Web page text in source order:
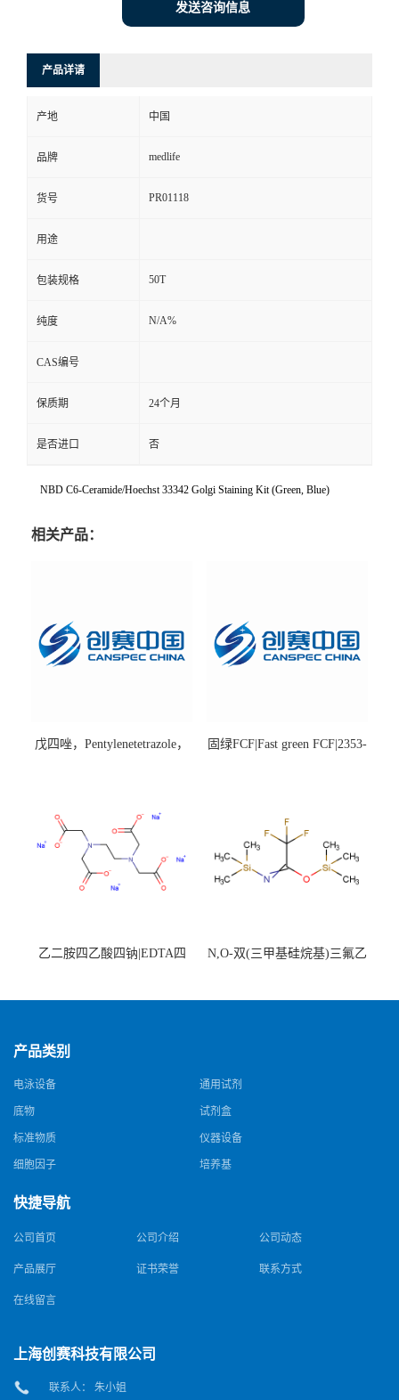
发送咨询信息
产品详请
产地 中国
品牌 medlife
货号 PR01118
用途
包装规格 50T
纯度 N/A%
CAS编号
保质期 24个月
是否进口 否
NBD C6-Ceramide/Hoechst 33342 Golgi Staining Kit (Green, Blue)
相关产品：
戊四唑，Pentylenetetrazole，
固绿FCF|Fast green FCF|2353-
乙二胺四乙酸四钠|EDTA四
N,O-双(三甲基硅烷基)三氟乙
产品类别
电泳设备 通用试剂
底物 试剂盒
标准物质 仪器设备
细胞因子 培养基
快捷导航
公司首页 公司介绍 公司动态
产品展厅 证书荣誉 联系方式
在线留言
上海创赛科技有限公司
联系人： 朱小姐